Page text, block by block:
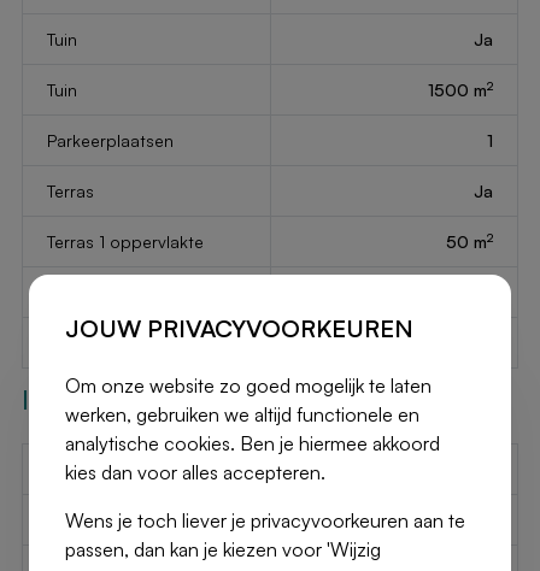
Tuin Ja
Tuin 1500 m2
Parkeerplaatsen 1
Terras Ja
Terras 1 oppervlakte 50 m2
Beschikbaar op Onmiddellijk
Interieur
Aantal wc's
Aantal doucheruimtes
JOUW PRIVACYVOORKEUREN
Om onze website zo goed mogelijk te laten
werken, gebruiken we altijd functionele en
analytische cookies. Ben je hiermee akkoord
kies dan voor alles accepteren.
Wens je toch liever je privacyvoorkeuren aan te
passen, dan kan je kiezen voor 'Wijzig